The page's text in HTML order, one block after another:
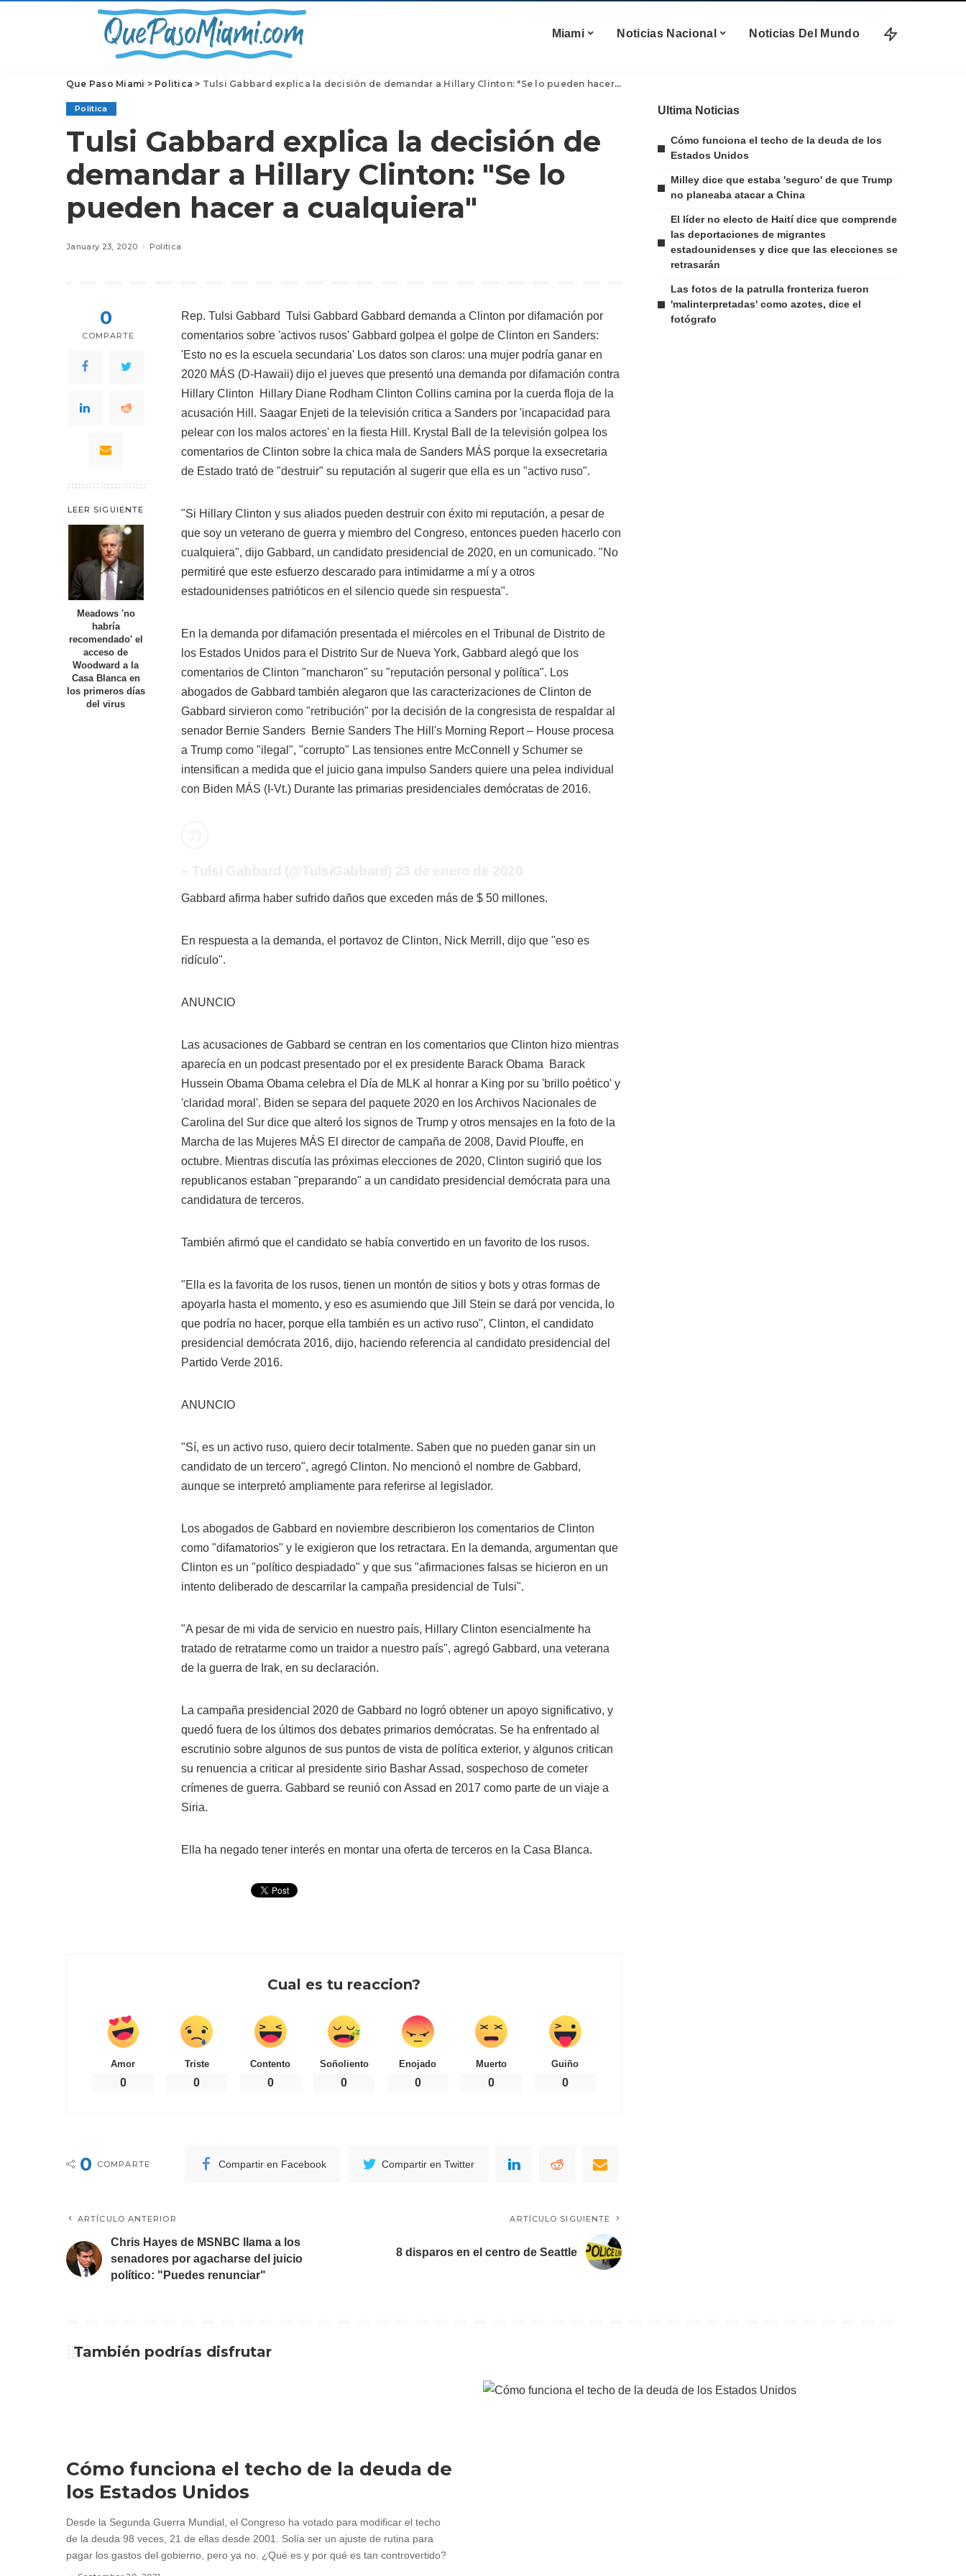
Miami Noticias Nacional Noticias Del Mundo
Que Paso Miami > Politica > Tulsi Gabbard explica la decisión de demandar a Hillary Clinton: "Se lo pueden hacer a cualquiera"
Politica
Tulsi Gabbard explica la decisión de
demandar a Hillary Clinton: "Se lo
pueden hacer a cualquiera"
January 23, 2020 Politica
0
COMPARTE
LEER SIGUIENTE
Meadows 'no
habría
recomendado' el
acceso de
Woodward a la
Casa Blanca en
los primeros días
del virus
Rep. Tulsi Gabbard Tulsi Gabbard Gabbard demanda a Clinton por difamación por
comentarios sobre 'activos rusos' Gabbard golpea el golpe de Clinton en Sanders:
'Esto no es la escuela secundaria' Los datos son claros: una mujer podría ganar en
2020 MÁS (D-Hawaii) dijo el jueves que presentó una demanda por difamación contra
Hillary Clinton
Hillary Diane Rodham Clinton Collins camina por la cuerda floja de la
acusación Hill. Saagar Enjeti de la televisión critica a Sanders por 'incapacidad para
pelear con los malos actores' en la fiesta Hill. Krystal Ball de la televisión golpea los
comentarios de Clinton sobre la chica mala de Sanders MÁS porque la exsecretaria
de Estado trató de "destruir" su reputación al sugerir que ella es un "activo ruso".
"Si Hillary Clinton y sus aliados pueden destruir con éxito mi reputación, a pesar de
que soy un veterano de guerra y miembro del Congreso, entonces pueden hacerlo con
cualquiera", dijo Gabbard, un candidato presidencial de 2020, en un comunicado. "No
permitiré que este esfuerzo descarado para intimidarme a mí y a otros
estadounidenses patrióticos en el silencio quede sin respuesta".
En la demanda por difamación presentada el miércoles en el Tribunal de Distrito de
los Estados Unidos para el Distrito Sur de Nueva York, Gabbard alegó que los
comentarios de Clinton "mancharon" su "reputación personal y política". Los
abogados de Gabbard también alegaron que las caracterizaciones de Clinton de
Gabbard sirvieron como "retribución" por la decisión de la congresista de respaldar al
senador Bernie Sanders Bernie Sanders The Hill's Morning Report – House procesa
a Trump como "ilegal", "corrupto" Las tensiones entre McConnell y Schumer se
intensifican a medida que el juicio gana impulso Sanders quiere una pelea individual
con Biden MÁS (I-Vt.) Durante las primarias presidenciales demócratas de 2016.
Gabbard afirma haber sufrido daños que exceden más de $ 50 millones.
En respuesta a la demanda, el portavoz de Clinton, Nick Merrill, dijo que "eso es
ridículo".
ANUNCIO
Las acusaciones de Gabbard se centran en los comentarios que Clinton hizo mientras
aparecía en un podcast presentado por el ex presidente Barack Obama
Barack
Hussein Obama Obama celebra el Día de MLK al honrar a King por su 'brillo poético' y
'claridad moral'. Biden se separa del paquete 2020 en los Archivos Nacionales de
Carolina del Sur dice que alteró los signos de Trump y otros mensajes en la foto de la
Marcha de las Mujeres MÁS El director de campaña de 2008, David Plouffe, en
octubre. Mientras discutía las próximas elecciones de 2020, Clinton sugirió que los
republicanos estaban "preparando" a un candidato presidencial demócrata para una
candidatura de terceros.
También afirmó que el candidato se había convertido en un favorito de los rusos.
"Ella es la favorita de los rusos, tienen un montón de sitios y bots y otras formas de
apoyarla hasta el momento, y eso es asumiendo que Jill Stein se dará por vencida, lo
que podría no hacer, porque ella también es un activo ruso", Clinton, el candidato
presidencial demócrata 2016, dijo, haciendo referencia al candidato presidencial del
Partido Verde 2016.
ANUNCIO
"Sí, es un activo ruso, quiero decir totalmente. Saben que no pueden ganar sin un
candidato de un tercero", agregó Clinton. No mencionó el nombre de Gabbard,
aunque se interpretó ampliamente para referirse al legislador.
Los abogados de Gabbard en noviembre describieron los comentarios de Clinton
como "difamatorios" y le exigieron que los retractara. En la demanda, argumentan que
Clinton es un "político despiadado" y que sus "afirmaciones falsas se hicieron en un
intento deliberado de descarrilar la campaña presidencial de Tulsi".
"A pesar de mi vida de servicio en nuestro país, Hillary Clinton esencialmente ha
tratado de retratarme como un traidor a nuestro país", agregó Gabbard, una veterana
de la guerra de Irak, en su declaración.
La campaña presidencial 2020 de Gabbard no logró obtener un apoyo significativo, y
quedó fuera de los últimos dos debates primarios demócratas. Se ha enfrentado al
escrutinio sobre algunos de sus puntos de vista de política exterior, y algunos critican
su renuencia a criticar al presidente sirio Bashar Assad, sospechoso de cometer
crímenes de guerra. Gabbard se reunió con Assad en 2017 como parte de un viaje a
Siria.
Ella ha negado tener interés en montar una oferta de terceros en la Casa Blanca.
Cual es tu reaccion?
Amor
0
Triste
0
Contento
0
Soñoliento
0
Enojado
0
Muerto
0
Guiño
0
0 COMPARTE Compartir en Facebook Compartir en Twitter
ARTÍCULO ANTERIOR
Chris Hayes de MSNBC llama a los
senadores por agacharse del juicio
político: "Puedes renunciar"
ARTÍCULO SIGUIENTE
8 disparos en el centro de Seattle
Ultima Noticias
Cómo funciona el techo de la deuda de los
Estados Unidos
Milley dice que estaba 'seguro' de que Trump
no planeaba atacar a China
El líder no electo de Haití dice que comprende
las deportaciones de migrantes
estadounidenses y dice que las elecciones se
retrasarán
Las fotos de la patrulla fronteriza fueron
'malinterpretadas' como azotes, dice el
fotógrafo
También podrías disfrutar
Cómo funciona el techo de la deuda de
los Estados Unidos
Desde la Segunda Guerra Mundial, el Congreso ha votado para modificar el techo
de la deuda 98 veces, 21 de ellas desde 2001. Solía ser un ajuste de rutina para
pagar los gastos del gobierno, pero ya no. ¿Qué es y por qué es tan controvertido?